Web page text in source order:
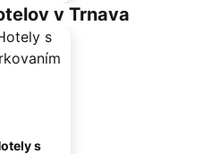
v Trnava
s